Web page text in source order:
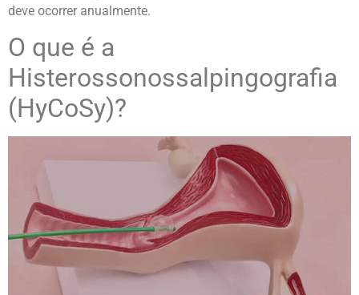
deve ocorrer anualmente.
O que é a
Histerossonossalpingografia
(HyCoSy)?